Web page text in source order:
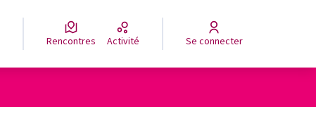
Rencontres Activité Se connecter